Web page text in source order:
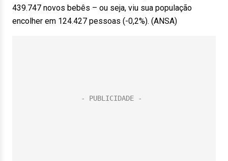
439.747 novos bebês – ou seja, viu sua população
encolher em 124.427 pessoas (-0,2%). (ANSA)